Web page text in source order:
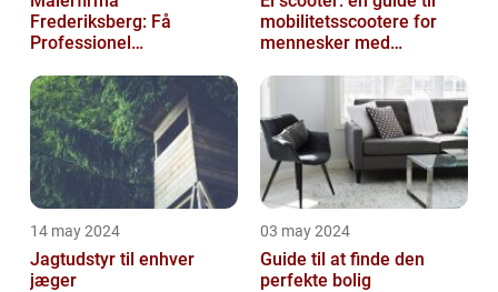
Frederiksberg: Få
Professionel
eller virksomhed
mobilitetsscootere for
mennesker med
14 may 2024
Jagtudstyr til enhver
jæger
03 may 2024
Guide til at finde den
perfekte bolig